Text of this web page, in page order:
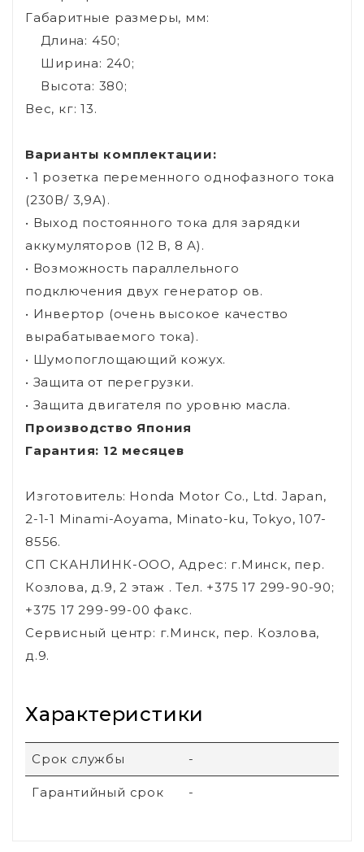
Габаритные размеры, мм:
Длина: 450;
Ширина: 240;
Высота: 380;
Вес, кг: 13.
Варианты комплектации:
• 1 розетка переменного однофазного тока
(230В/ 3,9А).
• Выход постоянного тока для зарядки
аккумуляторов (12 В, 8 А).
• Возможность параллельного
подключения двух генератор ов.
• Инвертор (очень высокое качество
вырабатываемого тока).
• Шумопоглощающий кожух.
• Защита от перегрузки.
• Защита двигателя по уровню масла.
Производство Япония
Гарантия: 12 месяцев
Изготовитель: Honda Motor Co., Ltd. Japan,
2-1-1 Minami-Aoyama, Minato-ku, Tokyo, 107-
8556.
СП СКАНЛИНК-ООО, Адрес: г.Минск, пер.
Козлова, д.9, 2 этаж . Тел. +375 17 299-90-90;
+375 17 299-99-00 факс.
Сервисный центр: г.Минск, пер. Козлова,
д.9.
Характеристики
Срок службы -
Гарантийный срок -